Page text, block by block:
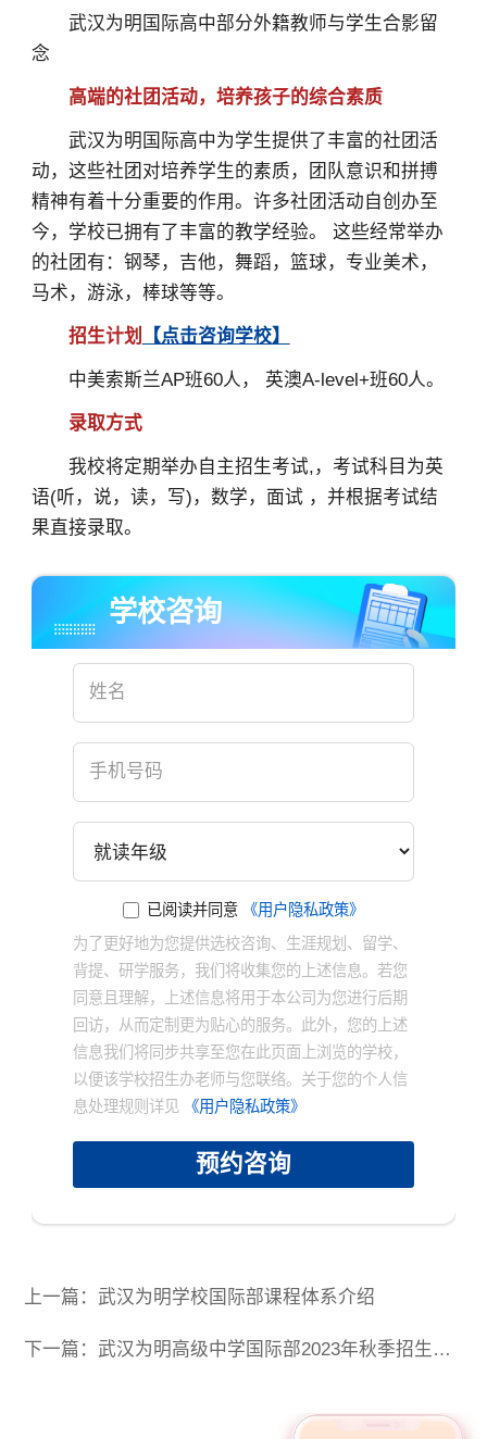
武汉为明国际高中部分外籍教师与学生合影留
念
高端的社团活动，培养孩子的综合素质
武汉为明国际高中为学生提供了丰富的社团活
动，这些社团对培养学生的素质，团队意识和拼搏
精神有着十分重要的作用。许多社团活动自创办至
今，学校已拥有了丰富的教学经验。 这些经常举办
的社团有：钢琴，吉他，舞蹈，篮球，专业美术，
马术，游泳，棒球等等。
招生计划 【点击咨询学校】
中美索斯兰AP班60人， 英澳A-level+班60人。
录取方式
我校将定期举办自主招生考试,，考试科目为英
语(听，说，读，写)，数学，面试 ，并根据考试结
果直接录取。
学校咨询
已阅读并同意
《用户隐私政策》
为了更好地为您提供选校咨询、生涯规划、留学、
背提、研学服务，我们将收集您的上述信息。若您
同意且理解，上述信息将用于本公司为您进行后期
回访，从而定制更为贴心的服务。此外，您的上述
信息我们将同步共享至您在此页面上浏览的学校，
以便该学校招生办老师与您联络。关于您的个人信
息处理规则详见
《用户隐私政策》
预约咨询
上一篇：武汉为明学校国际部课程体系介绍
下一篇：武汉为明高级中学国际部2023年秋季招生计划